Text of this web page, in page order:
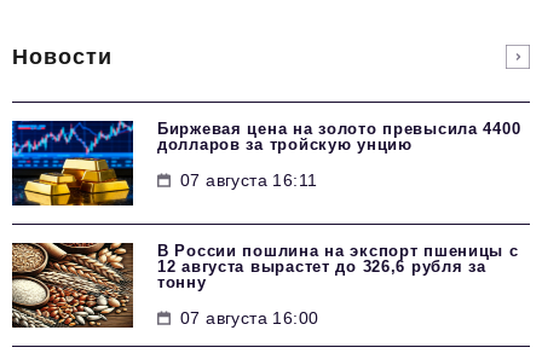
Новости
Биржевая цена на золото превысила 4400
долларов за тройскую унцию
07 августа 16:11
В России пошлина на экспорт пшеницы с
12 августа вырастет до 326,6 рубля за
тонну
07 августа 16:00